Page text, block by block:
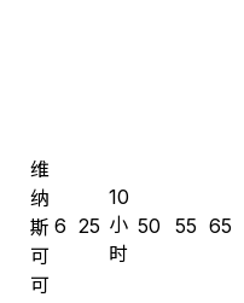
维
纳
斯
可
可
6 25
10
小
时
50 55 65